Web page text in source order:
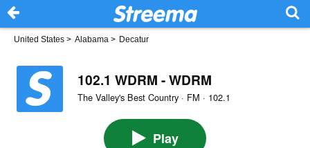
United States > Alabama > Decatur
102.1 WDRM - WDRM
The Valley's Best Country · FM · 102.1
Play